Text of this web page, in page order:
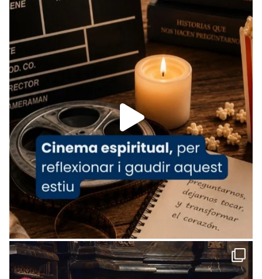
Recupera l'entrevista comp
Vatican
tican News 👇
www.vaticannews.va/es/iglesia/news/2026-
07/carmina-historia-depresion-papa-viaje-
espana-testimoni...
Foto
View on Facebook · Share
Arquebisbat de Barcelona
2 weeks ago
«Avui les santes Juliana i Semproniana ens
ajuden a alçar la mirada»
Mons. Sergi Gordo, bisbe de Tortosa, ha
presidit aquest 27 de juliol la missa de Les
Santes de Mataró.
🔗tinyurl.com/cvu5jmbk